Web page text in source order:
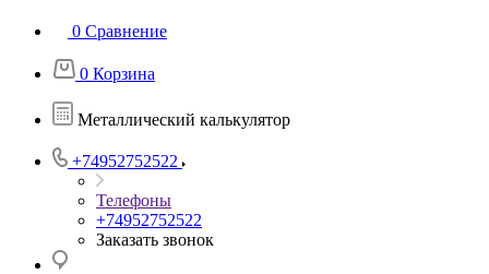
0 Сравнение
0 Корзина
Металлический калькулятор
+74952752522
Телефоны
+74952752522
Заказать звонок